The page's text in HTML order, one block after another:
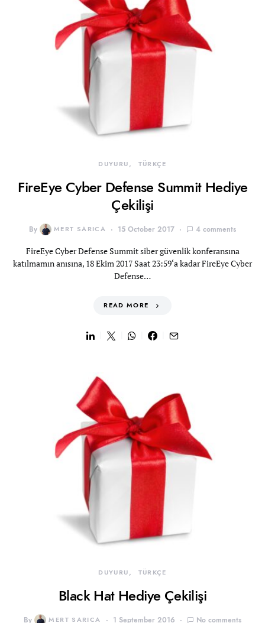
DUYURU TÜRKÇE
FireEye Cyber Defense Summit Hediye
Çekilişi
By MERT SARICA 15 October 2017 4 comments
FireEye Cyber Defense Summit siber güvenlik konferansına
katılmamın anısına, 18 Ekim 2017 Saat 23:59‘a kadar FireEye Cyber
Defense…
READ MORE
DUYURU TÜRKÇE
Black Hat Hediye Çekilişi
By MERT SARICA 1 September 2016 No comments